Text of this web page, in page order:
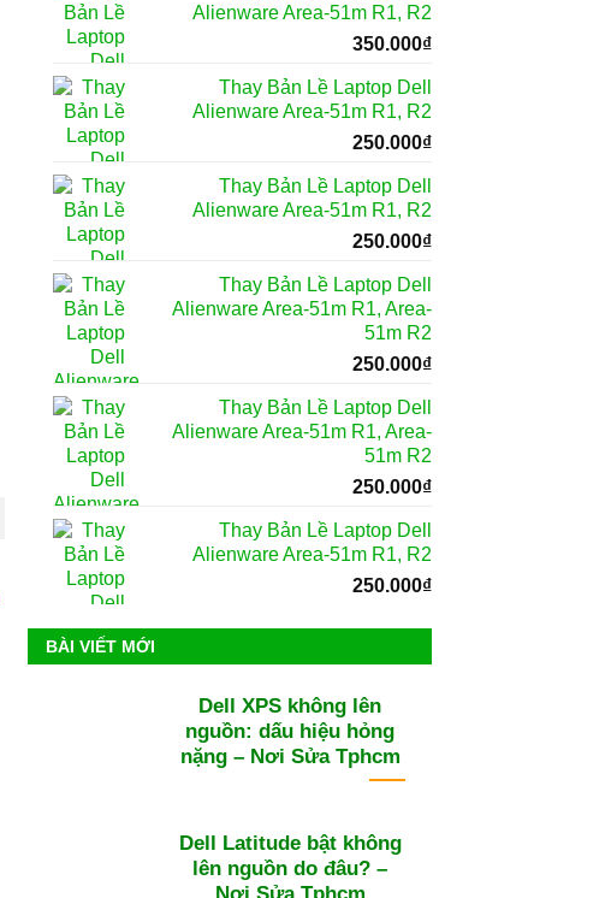
Alienware Area-51m R1, R2
350.000₫
Thay Bản Lề Laptop Dell
Alienware Area-51m R1, R2
250.000₫
Thay Bản Lề Laptop Dell
Alienware Area-51m R1, R2
250.000₫
Thay Bản Lề Laptop Dell
Alienware Area-51m R1, Area-
51m R2
250.000₫
Thay Bản Lề Laptop Dell
Alienware Area-51m R1, Area-
51m R2
250.000₫
Thay Bản Lề Laptop Dell
Alienware Area-51m R1, R2
250.000₫
BÀI VIẾT MỚI
Dell XPS không lên
nguồn: dấu hiệu hỏng
nặng – Nơi Sửa Tphcm
Dell Latitude bật không
lên nguồn do đâu? –
Nơi Sửa Tphcm